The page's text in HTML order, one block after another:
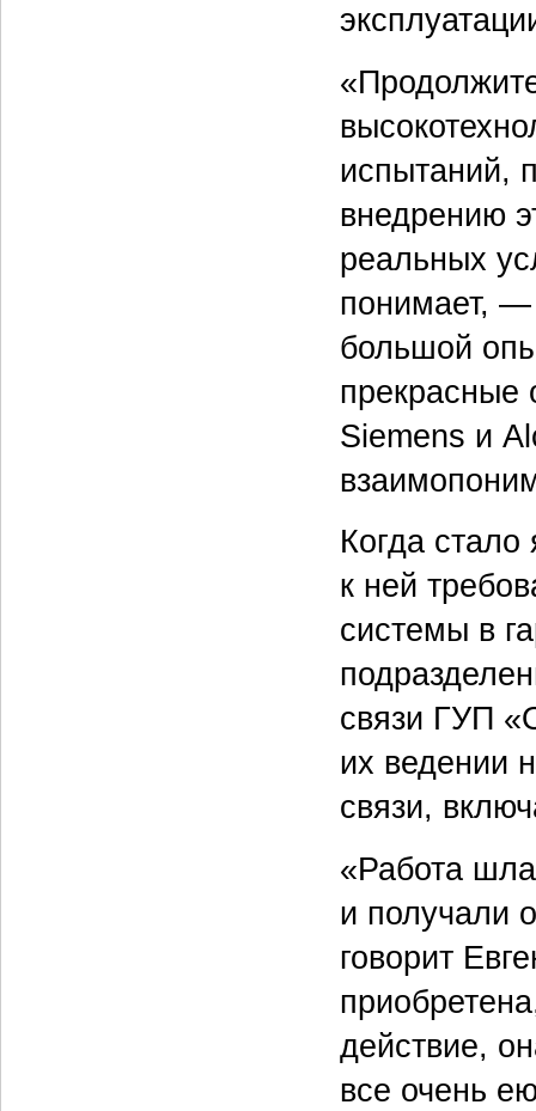
испытаний,
внедрению
реальных
понимает, —
большой
прекрасные
Siemens и
Когда
к ней
системы в
связи ГУП
их ведении
связи,
«Работа
и получали
говорит
действие,
все очень